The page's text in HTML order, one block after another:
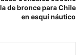
de bronce para Chile
en esquí náutico